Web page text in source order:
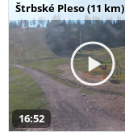
Štrbské Pleso (11 km)
16:52